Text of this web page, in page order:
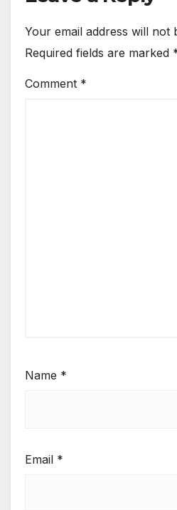
Your email address will not
Required fields are marked
Comment *
Name *
Email *